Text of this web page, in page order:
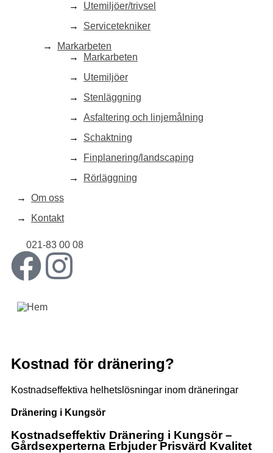
Utemiljöer/trivsel
Servicetekniker
Markarbeten
Markarbeten
Utemiljöer
Stenläggning
Asfaltering och linjemålning
Schaktning
Finplanering/landscaping
Rörläggning
Om oss
Kontakt
021-83 00 08
Kostnad för dränering?
Kostnadseffektiva helhetslösningar inom dräneringar
Dränering i Kungsör
Kostnadseffektiv Dränering i Kungsör –
Gårdsexperterna Erbjuder Prisvärd Kvalitet